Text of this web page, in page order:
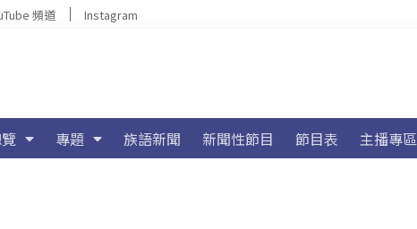
頻道 Instagram
專題 族語新聞 新聞性節目 節目表 主播專區